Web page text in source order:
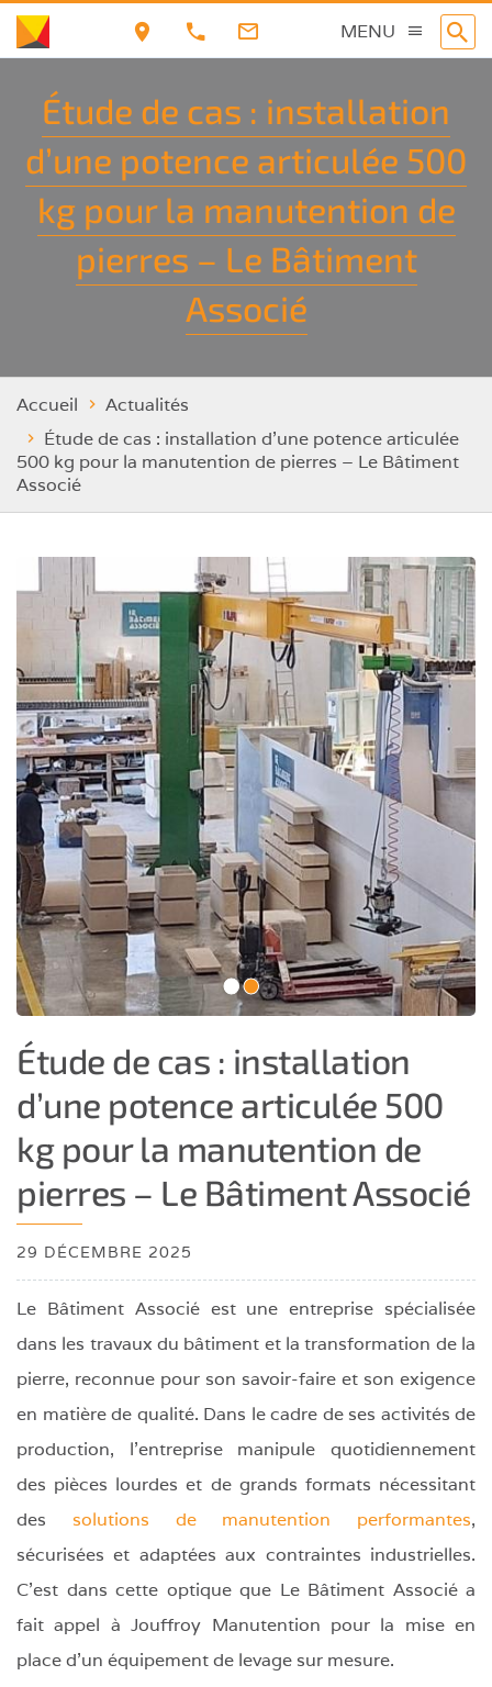
Aller
au
contenu
principal
MENU
Étude de cas : installation
d’une potence articulée 500
kg pour la manutention de
pierres – Le Bâtiment
Associé
Accueil
Actualités
Étude de cas : installation d’une potence articulée
500 kg pour la manutention de pierres – Le Bâtiment
Associé
••
Étude de cas : installation
d’une potence articulée 500
kg pour la manutention de
pierres – Le Bâtiment Associé
29 DÉCEMBRE 2025
Le Bâtiment Associé est une entreprise spécialisée
dans les travaux du bâtiment et la transformation de la
pierre, reconnue pour son savoir-faire et son exigence
en matière de qualité. Dans le cadre de ses activités de
production, l’entreprise manipule quotidiennement
des pièces lourdes et de grands formats nécessitant
des solutions de manutention performantes,
sécurisées et adaptées aux contraintes industrielles.
C’est dans cette optique que Le Bâtiment Associé a
fait appel à Jouffroy Manutention pour la mise en
place d’un équipement de levage sur mesure.